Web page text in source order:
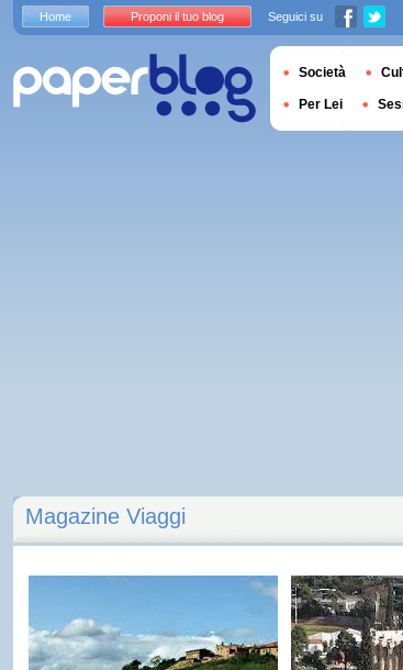
Magazine Viaggi
Home Proponi il tuo blog Seguici su
Società
Per Lei